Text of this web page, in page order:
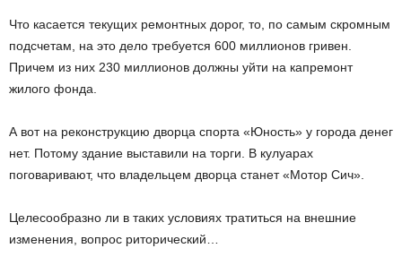
Что касается текущих ремонтных дорог, то, по самым скромным
подсчетам, на это дело требуется 600 миллионов гривен.
Причем из них 230 миллионов должны уйти на капремонт
жилого фонда.
А вот на реконструкцию дворца спорта «Юность» у города денег
нет. Потому здание выставили на торги. В кулуарах
поговаривают, что владельцем дворца станет «Мотор Сич».
Целесообразно ли в таких условиях тратиться на внешние
изменения, вопрос риторический…